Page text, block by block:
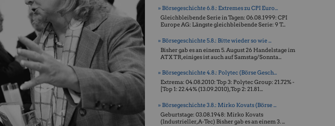
» Börsegeschichte 6.8.: Extremes zu CPI Euro...
Gleichbleibende Serie in Tagen: 06.08.1999: CPI
Europe AG: Längste gleichbleibende Serie: 9 T...
» Börsegeschichte 5.8.: Bitte wieder so wie ...
Bisher gab es an einem 5. August 26 Handelstage im
ATX TR, einiges ist auch auf Samstag/Sonnta...
» Börsegeschichte 4.8.: Polytec (Börse Gesch...
Extrema: 04.08.2010: Top 3: Polytec Group: 21.72% -
[Top 1: 22.44% (13.09.2010), Top 2: 21.81...
» Börsegeschichte 3.8.: Mirko Kovats (Börse ...
Geburtstage: 03.08.1948: Mirko Kovats
(Industrieller, A-Tec) Bisher gab es an einem 3. ...